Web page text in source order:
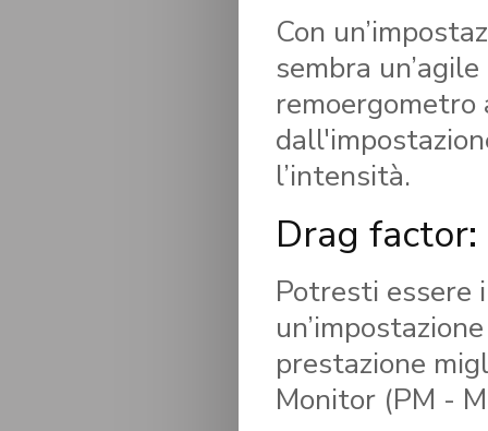
Con
sembra
remoergometro
l’intensità.
Drag
Potresti essere
prestazione
Monitor (PM -